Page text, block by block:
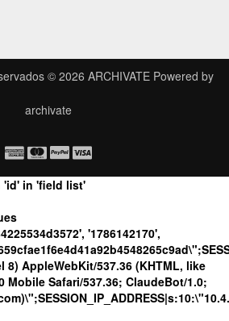
© 2026 ARCHIVATEPowered by
archivate
'id' in 'field list'
'1786142170',
AppleWebKit/537.36 (KHTML, like
Mobile Safari/537.36; ClaudeBot/1.0;